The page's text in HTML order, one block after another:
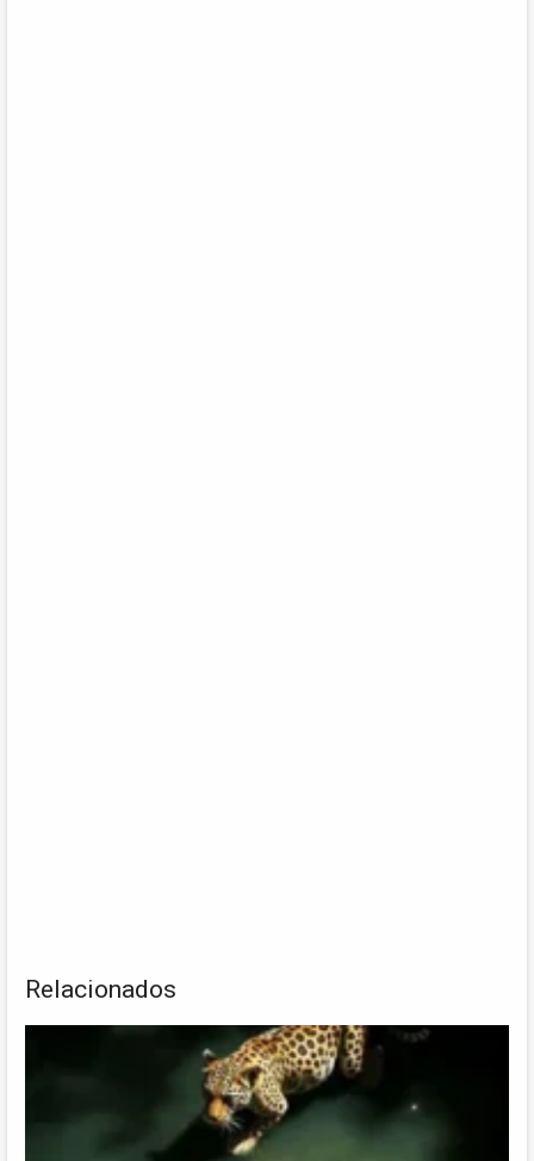
Relacionados